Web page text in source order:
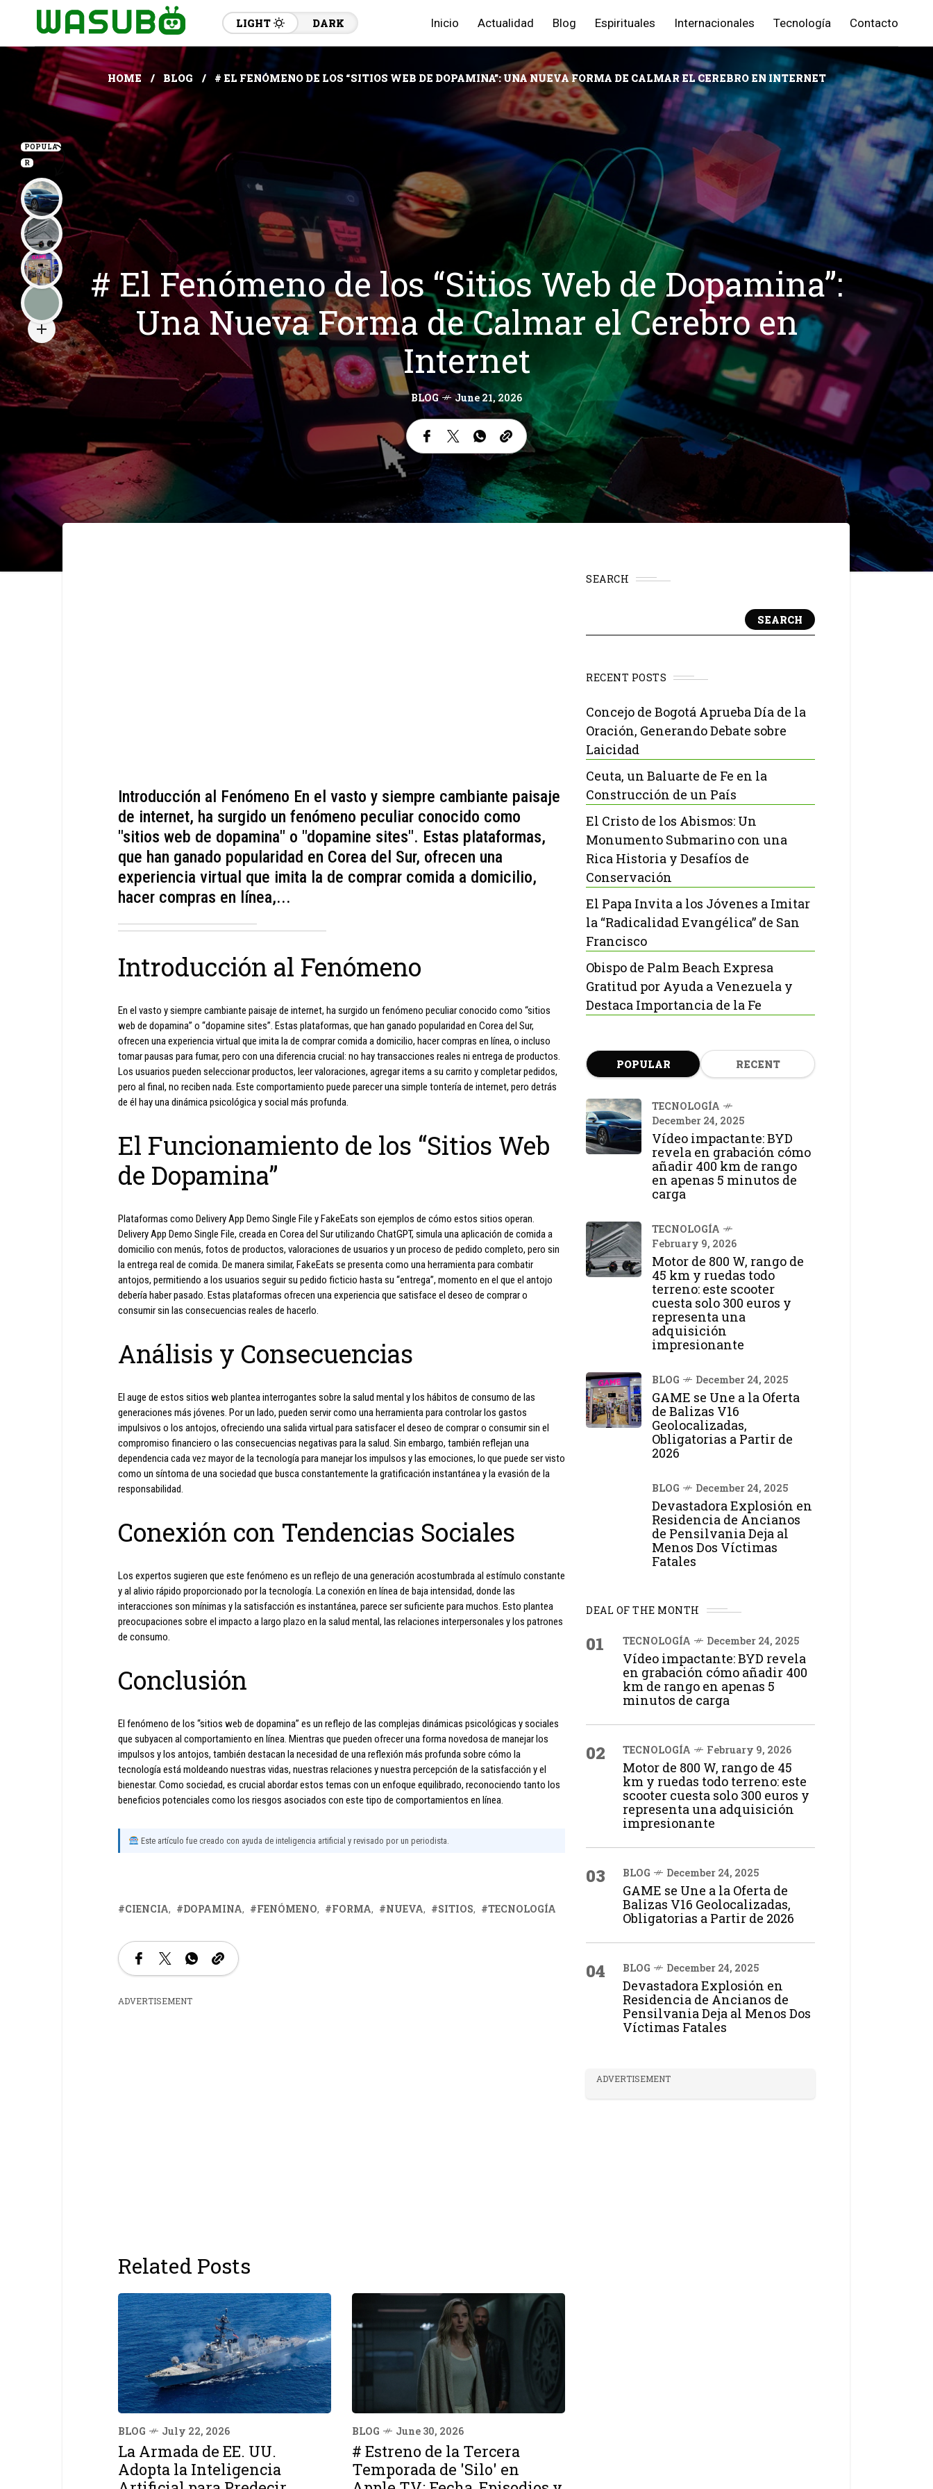
LIGHT DARK Inicio Actualidad Blog Espirituales Internacionales Tecnología Contacto
HOME BLOG # EL FENÓMENO DE LOS “SITIOS WEB DE DOPAMINA”: UNA NUEVA FORMA DE CALMAR EL CEREBRO EN INTERNET
# El Fenómeno de los “Sitios Web de Dopamina”:
Una Nueva Forma de Calmar el Cerebro en
Internet
BLOG June 21, 2026
Introducción al Fenómeno En el vasto y siempre cambiante paisaje
de internet, ha surgido un fenómeno peculiar conocido como
"sitios web de dopamina" o "dopamine sites". Estas plataformas,
que han ganado popularidad en Corea del Sur, ofrecen una
experiencia virtual que imita la de comprar comida a domicilio,
hacer compras en línea,...
Introducción al Fenómeno
En el vasto y siempre cambiante paisaje de internet, ha surgido un fenómeno peculiar conocido como “sitios
web de dopamina” o “dopamine sites”. Estas plataformas, que han ganado popularidad en Corea del Sur,
ofrecen una experiencia virtual que imita la de comprar comida a domicilio, hacer compras en línea, o incluso
tomar pausas para fumar, pero con una diferencia crucial: no hay transacciones reales ni entrega de productos.
Los usuarios pueden seleccionar productos, leer valoraciones, agregar items a su carrito y completar pedidos,
pero al final, no reciben nada. Este comportamiento puede parecer una simple tontería de internet, pero detrás
de él hay una dinámica psicológica y social más profunda.
El Funcionamiento de los “Sitios Web
de Dopamina”
Plataformas como Delivery App Demo Single File y FakeEats son ejemplos de cómo estos sitios operan.
Delivery App Demo Single File, creada en Corea del Sur utilizando ChatGPT, simula una aplicación de comida a
domicilio con menús, fotos de productos, valoraciones de usuarios y un proceso de pedido completo, pero sin
la entrega real de comida. De manera similar, FakeEats se presenta como una herramienta para combatir
antojos, permitiendo a los usuarios seguir su pedido ficticio hasta su “entrega”, momento en el que el antojo
debería haber pasado. Estas plataformas ofrecen una experiencia que satisface el deseo de comprar o
consumir sin las consecuencias reales de hacerlo.
Análisis y Consecuencias
El auge de estos sitios web plantea interrogantes sobre la salud mental y los hábitos de consumo de las
generaciones más jóvenes. Por un lado, pueden servir como una herramienta para controlar los gastos
impulsivos o los antojos, ofreciendo una salida virtual para satisfacer el deseo de comprar o consumir sin el
compromiso financiero o las consecuencias negativas para la salud. Sin embargo, también reflejan una
dependencia cada vez mayor de la tecnología para manejar los impulsos y las emociones, lo que puede ser visto
como un síntoma de una sociedad que busca constantemente la gratificación instantánea y la evasión de la
responsabilidad.
Conexión con Tendencias Sociales
Los expertos sugieren que este fenómeno es un reflejo de una generación acostumbrada al estímulo constante
y al alivio rápido proporcionado por la tecnología. La conexión en línea de baja intensidad, donde las
interacciones son mínimas y la satisfacción es instantánea, parece ser suficiente para muchos. Esto plantea
preocupaciones sobre el impacto a largo plazo en la salud mental, las relaciones interpersonales y los patrones
de consumo.
Conclusión
El fenómeno de los “sitios web de dopamina” es un reflejo de las complejas dinámicas psicológicas y sociales
que subyacen al comportamiento en línea. Mientras que pueden ofrecer una forma novedosa de manejar los
impulsos y los antojos, también destacan la necesidad de una reflexión más profunda sobre cómo la
tecnología está moldeando nuestras vidas, nuestras relaciones y nuestra percepción de la satisfacción y el
bienestar. Como sociedad, es crucial abordar estos temas con un enfoque equilibrado, reconociendo tanto los
beneficios potenciales como los riesgos asociados con este tipo de comportamientos en línea.
Este artículo fue creado con ayuda de inteligencia artificial y revisado por un periodista.
CIENCIA DOPAMINA FENÓMENO FORMA NUEVA SITIOS TECNOLOGÍA
ADVERTISEMENT
Related Posts
BLOG July 22, 2026
La Armada de EE. UU.
Adopta la Inteligencia
BLOG June 30, 2026
# Estreno de la Tercera
Temporada de 'Silo' en
SEARCH
SEARCH
RECENT POSTS
Concejo de Bogotá Aprueba Día de la
Oración, Generando Debate sobre
Laicidad
Ceuta, un Baluarte de Fe en la
Construcción de un País
El Cristo de los Abismos: Un
Monumento Submarino con una
Rica Historia y Desafíos de
Conservación
El Papa Invita a los Jóvenes a Imitar
la “Radicalidad Evangélica” de San
Francisco
Obispo de Palm Beach Expresa
Gratitud por Ayuda a Venezuela y
Destaca Importancia de la Fe
POPULAR RECENT
TECNOLOGÍA
December 24, 2025
Vídeo impactante: BYD
revela en grabación cómo
añadir 400 km de rango
en apenas 5 minutos de
carga
TECNOLOGÍA
February 9, 2026
Motor de 800 W, rango de
45 km y ruedas todo
terreno: este scooter
cuesta solo 300 euros y
representa una
adquisición
impresionante
BLOG December 24, 2025
GAME se Une a la Oferta
de Balizas V16
Geolocalizadas,
Obligatorias a Partir de
2026
BLOG December 24, 2025
Devastadora Explosión en
Residencia de Ancianos
de Pensilvania Deja al
Menos Dos Víctimas
Fatales
DEAL OF THE MONTH
01 TECNOLOGÍA December 24, 2025
Vídeo impactante: BYD revela
en grabación cómo añadir 400
km de rango en apenas 5
minutos de carga
02 TECNOLOGÍA February 9, 2026
Motor de 800 W, rango de 45
km y ruedas todo terreno: este
scooter cuesta solo 300 euros y
representa una adquisición
impresionante
03 BLOG December 24, 2025
GAME se Une a la Oferta de
Balizas V16 Geolocalizadas,
Obligatorias a Partir de 2026
04 BLOG December 24, 2025
Devastadora Explosión en
Residencia de Ancianos de
Pensilvania Deja al Menos Dos
Víctimas Fatales
ADVERTISEMENT
POPULA
R